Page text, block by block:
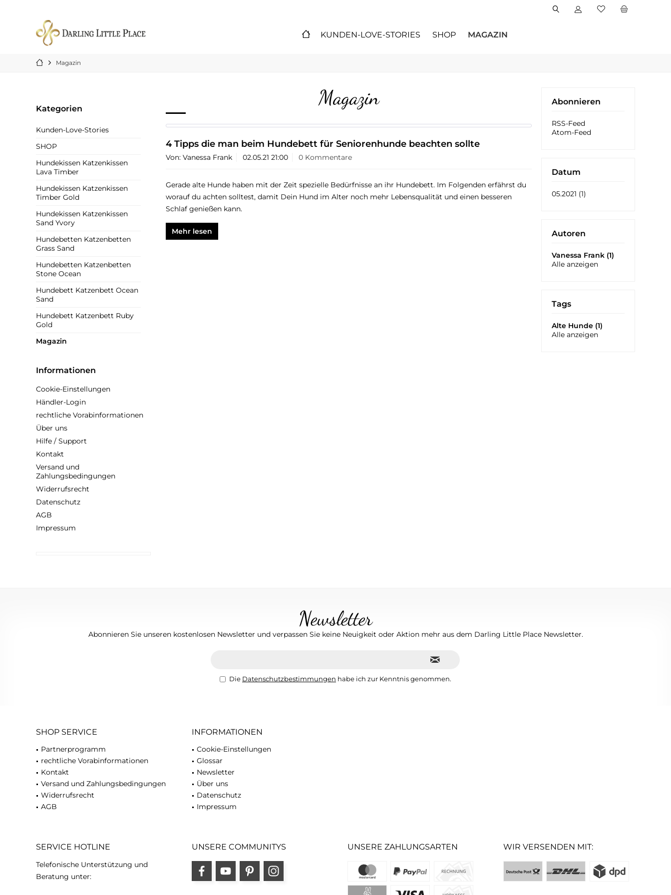
KUNDEN-LOVE-STORIES SHOP MAGAZIN
Magazin
Kategorien
Kunden-Love-Stories
SHOP
Hundekissen Katzenkissen
Lava Timber
Hundekissen Katzenkissen
Timber Gold
Hundekissen Katzenkissen
Sand Yvory
Hundebetten Katzenbetten
Grass Sand
Hundebetten Katzenbetten
Stone Ocean
Hundebett Katzenbett Ocean
Sand
Hundebett Katzenbett Ruby
Gold
Magazin
Informationen
Cookie-Einstellungen
Händler-Login
rechtliche Vorabinformationen
Über uns
Hilfe / Support
Kontakt
Versand und
Zahlungsbedingungen
Widerrufsrecht
Datenschutz
AGB
Impressum
Abonnieren
RSS-Feed
Atom-Feed
Datum
05.2021 (1)
Autoren
Vanessa Frank (1)
Alle anzeigen
Tags
Alte Hunde (1)
Alle anzeigen
Magazin
4 Tipps die man beim Hundebett für Seniorenhunde beachten sollte
Von: Vanessa Frank 02.05.21 21:00 0 Kommentare
Gerade alte Hunde haben mit der Zeit spezielle Bedürfnisse an ihr Hundebett. Im Folgenden erfährst du
worauf du achten solltest, damit Dein Hund im Alter noch mehr Lebensqualität und einen besseren
Schlaf genießen kann.
Mehr lesen
Newsletter
Abonnieren Sie unseren kostenlosen Newsletter und verpassen Sie keine Neuigkeit oder Aktion mehr aus dem Darling Little Place Newsletter.
Die Datenschutzbestimmungen habe ich zur Kenntnis genommen.
SHOP SERVICE
Partnerprogramm
rechtliche Vorabinformationen
Kontakt
Versand und Zahlungsbedingungen
Widerrufsrecht
AGB
INFORMATIONEN
Cookie-Einstellungen
Glossar
Newsletter
Über uns
Datenschutz
Impressum
SERVICE HOTLINE
Telefonische Unterstützung und
Beratung unter:
UNSERE COMMUNITYS UNSERE ZAHLUNGSARTEN WIR VERSENDEN MIT: